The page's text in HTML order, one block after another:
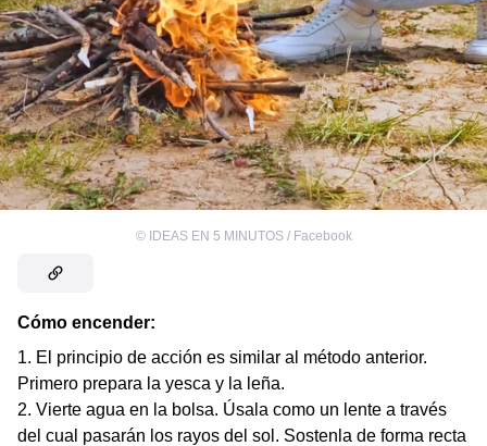
© IDEAS EN 5 MINUTOS / Facebook
Cómo encender:
El principio de acción es similar al método anterior.
Primero prepara la yesca y la leña.
Vierte agua en la bolsa. Úsala como un lente a través
del cual pasarán los rayos del sol. Sostenla de forma recta